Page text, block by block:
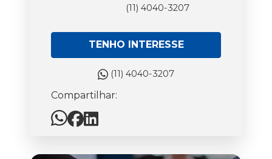
(11) 4040-3207
TENHO INTERESSE
(11) 4040-3207
Compartilhar: